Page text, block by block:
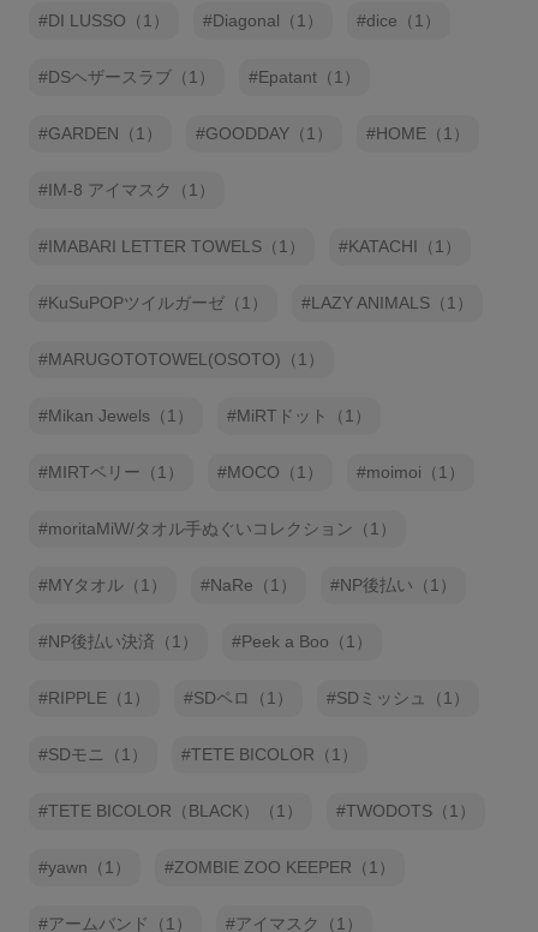
DI LUSSO（1） Diagonal（1） dice（1）
DSヘザースラブ（1） Epatant（1）
GARDEN（1） GOODDAY（1） HOME（1）
IM-8 アイマスク（1）
IMABARI LETTER TOWELS（1） KATACHI（1）
KuSuPOPツイルガーゼ（1） LAZY ANIMALS（1）
MARUGOTOTOWEL(OSOTO)（1）
Mikan Jewels（1） MiRTドット（1）
MIRTベリー（1） MOCO（1） moimoi（1）
moritaMiW/タオル手ぬぐいコレクション（1）
MYタオル（1） NaRe（1） NP後払い（1）
NP後払い決済（1） Peek a Boo（1）
RIPPLE（1） SDペロ（1） SDミッシュ（1）
SDモニ（1） TETE BICOLOR（1）
TETE BICOLOR（BLACK）（1） TWODOTS（1）
yawn（1） ZOMBIE ZOO KEEPER（1）
アームバンド（1） アイマスク（1）